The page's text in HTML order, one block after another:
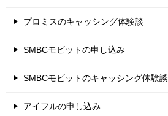
プロミスのキャッシング体験談
SMBCモビットの申し込み
SMBCモビットのキャッシング体験談
アイフルの申し込み